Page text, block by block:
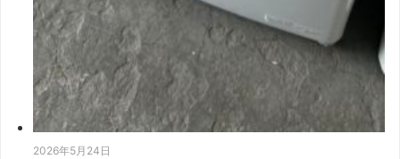
2026年5月24日